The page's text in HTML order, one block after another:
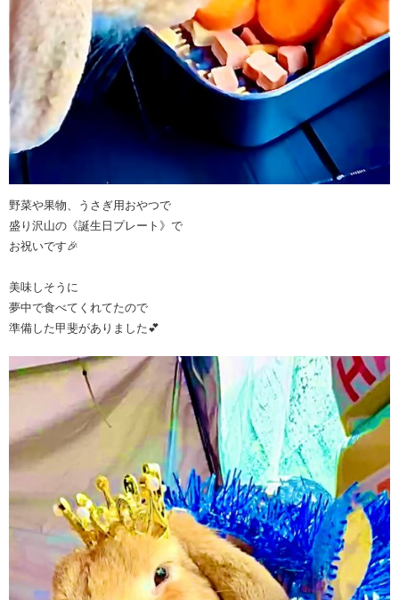
野菜や果物、うさぎ用おやつで
盛り沢山の《誕生日プレート》で
お祝いです🎉
美味しそうに
夢中で食べてくれてたので
準備した甲斐がありました💕